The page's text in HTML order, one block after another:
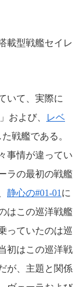
載型戦艦セイレ
いて、実際に
および、
レベ
戦艦である。
事情が違ってい
ラの最初の戦艦
静心の#01-01 に
はこの巡洋戦艦
っていたのは巡
初はこの巡洋戦
が、主題と関係